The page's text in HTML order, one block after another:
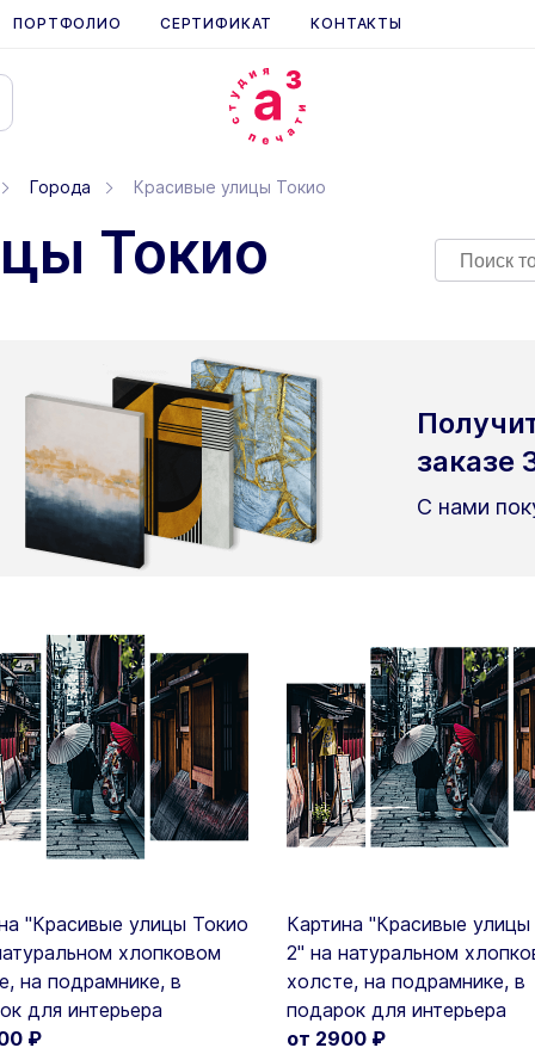
ПОРТФОЛИО СЕРТИФИКАТ КОНТАКТЫ
Города Красивые улицы Токио
Токио
заказе
С нами
"Красивые улицы Токио
хлопковом
на подрамнике, в
для интерьера
₽
Картина "Красивые
2" на натуральном
холсте, на подрамнике, в
подарок для интерьера
от 2900 ₽